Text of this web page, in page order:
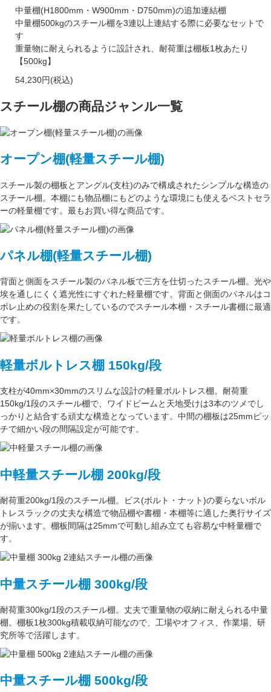
中量棚(H1800mm・W900mm・D750mm)の追加連結棚
中量棚500kgのスチール棚を3連以上連結する際に必要なセットで
す
重量物に耐えられるように設計され、耐荷重は棚板1枚あたり
【500kg】
54,230円(税込)
スチール棚の商品ジャンル一覧
オープン棚(軽量スチール棚)
スチール製の棚板 と アングル(支柱)のみで構成されたシンプルな構造の
スチール棚。本棚にも物品棚にもどのような環境にも使えるベストセラ
ーの軽量棚です。最もお買い得な商品です。
パネル棚(軽量スチール棚)
背面と側面をスチール製のパネル板で三方を仕切ったスチール棚。 光や
埃を通しにくく遮光性にすぐれた軽量棚です。背面と側面のパネルはコ
ボレ止めの役割を果たしているのでスチール本棚・スチール書棚に最適
です。
軽量ボルトレス棚 150kg/段
支柱が40mm×30mmのスリムな設計の軽量ボルトレス棚。 耐荷重
150kg/1段のスチール棚で、ワイドビームと天地受けは3本のツメでし
っかりと結合する頑丈な構造となっています。中間の棚板は25mmピッ
チで細かい段の間隔設定が可能です。
中軽量スチール棚 200kg/段
耐荷重200kg/1段のスチール棚。ビス(ボルト・ナット)の要らないボル
トレスラックの丈夫な構造で物品棚や書棚・本棚等に適した奥行サイズ
が揃います。 棚板間隔は25mmで可動し組み立ても容易な中軽量棚で
す。
中量スチール棚 300kg/段
耐荷重300kg/1段のスチール棚。丈夫で重量物の収納に耐えられる中量
棚。 棚板1枚300kg積載収納可能なので、工場やオフィス、作業場、研
究所等で活躍します。
中量スチール棚 500kg/段